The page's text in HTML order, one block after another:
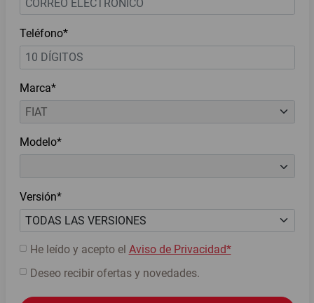
Teléfono*
Marca*
Modelo*
Versión*
He leído y acepto el Aviso de Privacidad*
Deseo recibir ofertas y novedades.